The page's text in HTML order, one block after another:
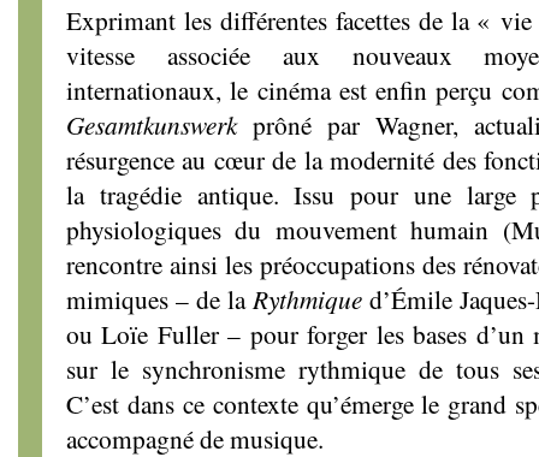
Exprimant les différentes facettes de la «
vitesse associée aux nouveaux
internationaux, le cinéma est enfin perçu
Gesamtkunswerk prôné par Wagner,
résurgence au cœur de la modernité des
la tragédie antique. Issu pour une large
physiologiques du mouvement humain
rencontre ainsi les préoccupations des
mimiques – de la Rythmique d’Émile
ou Loïe Fuller – pour forger les bases d’un
sur le synchronisme rythmique de tous
C’est dans ce contexte qu’émerge le grand
accompagné de musique.